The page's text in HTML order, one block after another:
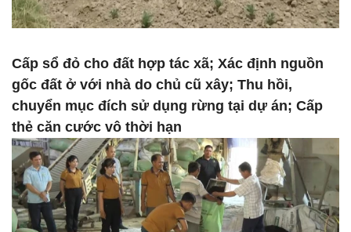
Cấp sổ đỏ cho đất hợp tác xã; Xác định nguồn
gốc đất ở với nhà do chủ cũ xây; Thu hồi,
chuyển mục đích sử dụng rừng tại dự án; Cấp
thẻ căn cước vô thời hạn